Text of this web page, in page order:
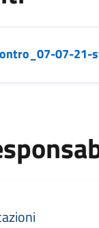
07-21-